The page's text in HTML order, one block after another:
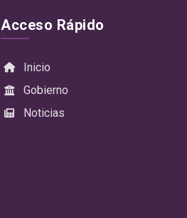
Acceso Rápido
Inicio
Gobierno
Noticias